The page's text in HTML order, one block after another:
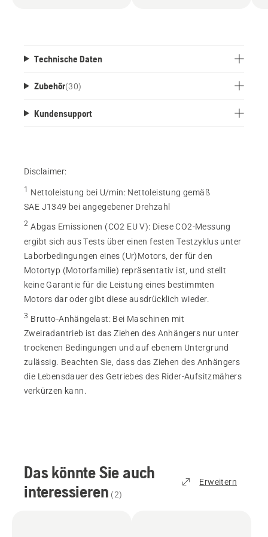
Technische Daten
Zubehör(30)
Kundensupport
Disclaimer:
1 Nettoleistung bei U/min: Nettoleistung gemäß
SAE J1349 bei angegebener Drehzahl
2 Abgas Emissionen (CO2 EU V): Diese CO2-Messung
ergibt sich aus Tests über einen festen Testzyklus unter
Laborbedingungen eines (Ur)Motors, der für den
Motortyp (Motorfamilie) repräsentativ ist, und stellt
keine Garantie für die Leistung eines bestimmten
Motors dar oder gibt diese ausdrücklich wieder.
3 Brutto-Anhängelast: Bei Maschinen mit
Zweiradantrieb ist das Ziehen des Anhängers nur unter
trockenen Bedingungen und auf ebenem Untergrund
zulässig. Beachten Sie, dass das Ziehen des Anhängers
die Lebensdauer des Getriebes des Rider-Aufsitzmähers
verkürzen kann.
Das könnte Sie auch
interessieren (2)
Erweitern